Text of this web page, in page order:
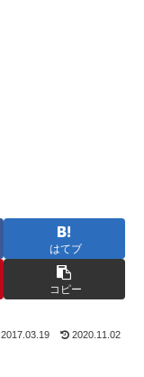
はてブ
コピー
2017.03.19 2020.11.02